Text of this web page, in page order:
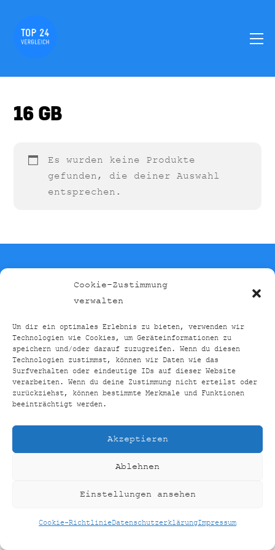
Cookie-Zustimmung
verwalten
Um dir ein optimales Erlebnis zu bieten, verwenden wir
Technologien wie Cookies, um Geräteinformationen zu
speichern und/oder darauf zuzugreifen. Wenn du diesen
Technologien zustimmst, können wir Daten wie das
Surfverhalten oder eindeutige IDs auf dieser Website
verarbeiten. Wenn du deine Zustimmung nicht erteilst oder
zurückziehst, können bestimmte Merkmale und Funktionen
beeinträchtigt werden.
Akzeptieren
Ablehnen
Einstellungen ansehen
Cookie-RichtlinieDatenschutzerklärungImpressum
content
16 GB
Es wurden keine Produkte
gefunden, die deiner Auswahl
entsprechen.
TOP24VERGLEICH
HOME SHOP KONTAKT
IMPRESSUM
DATENSCHUTZERKLÄRUNG
COOKIE-RICHTLINIE (EU)
©TOP24VERGLEICH